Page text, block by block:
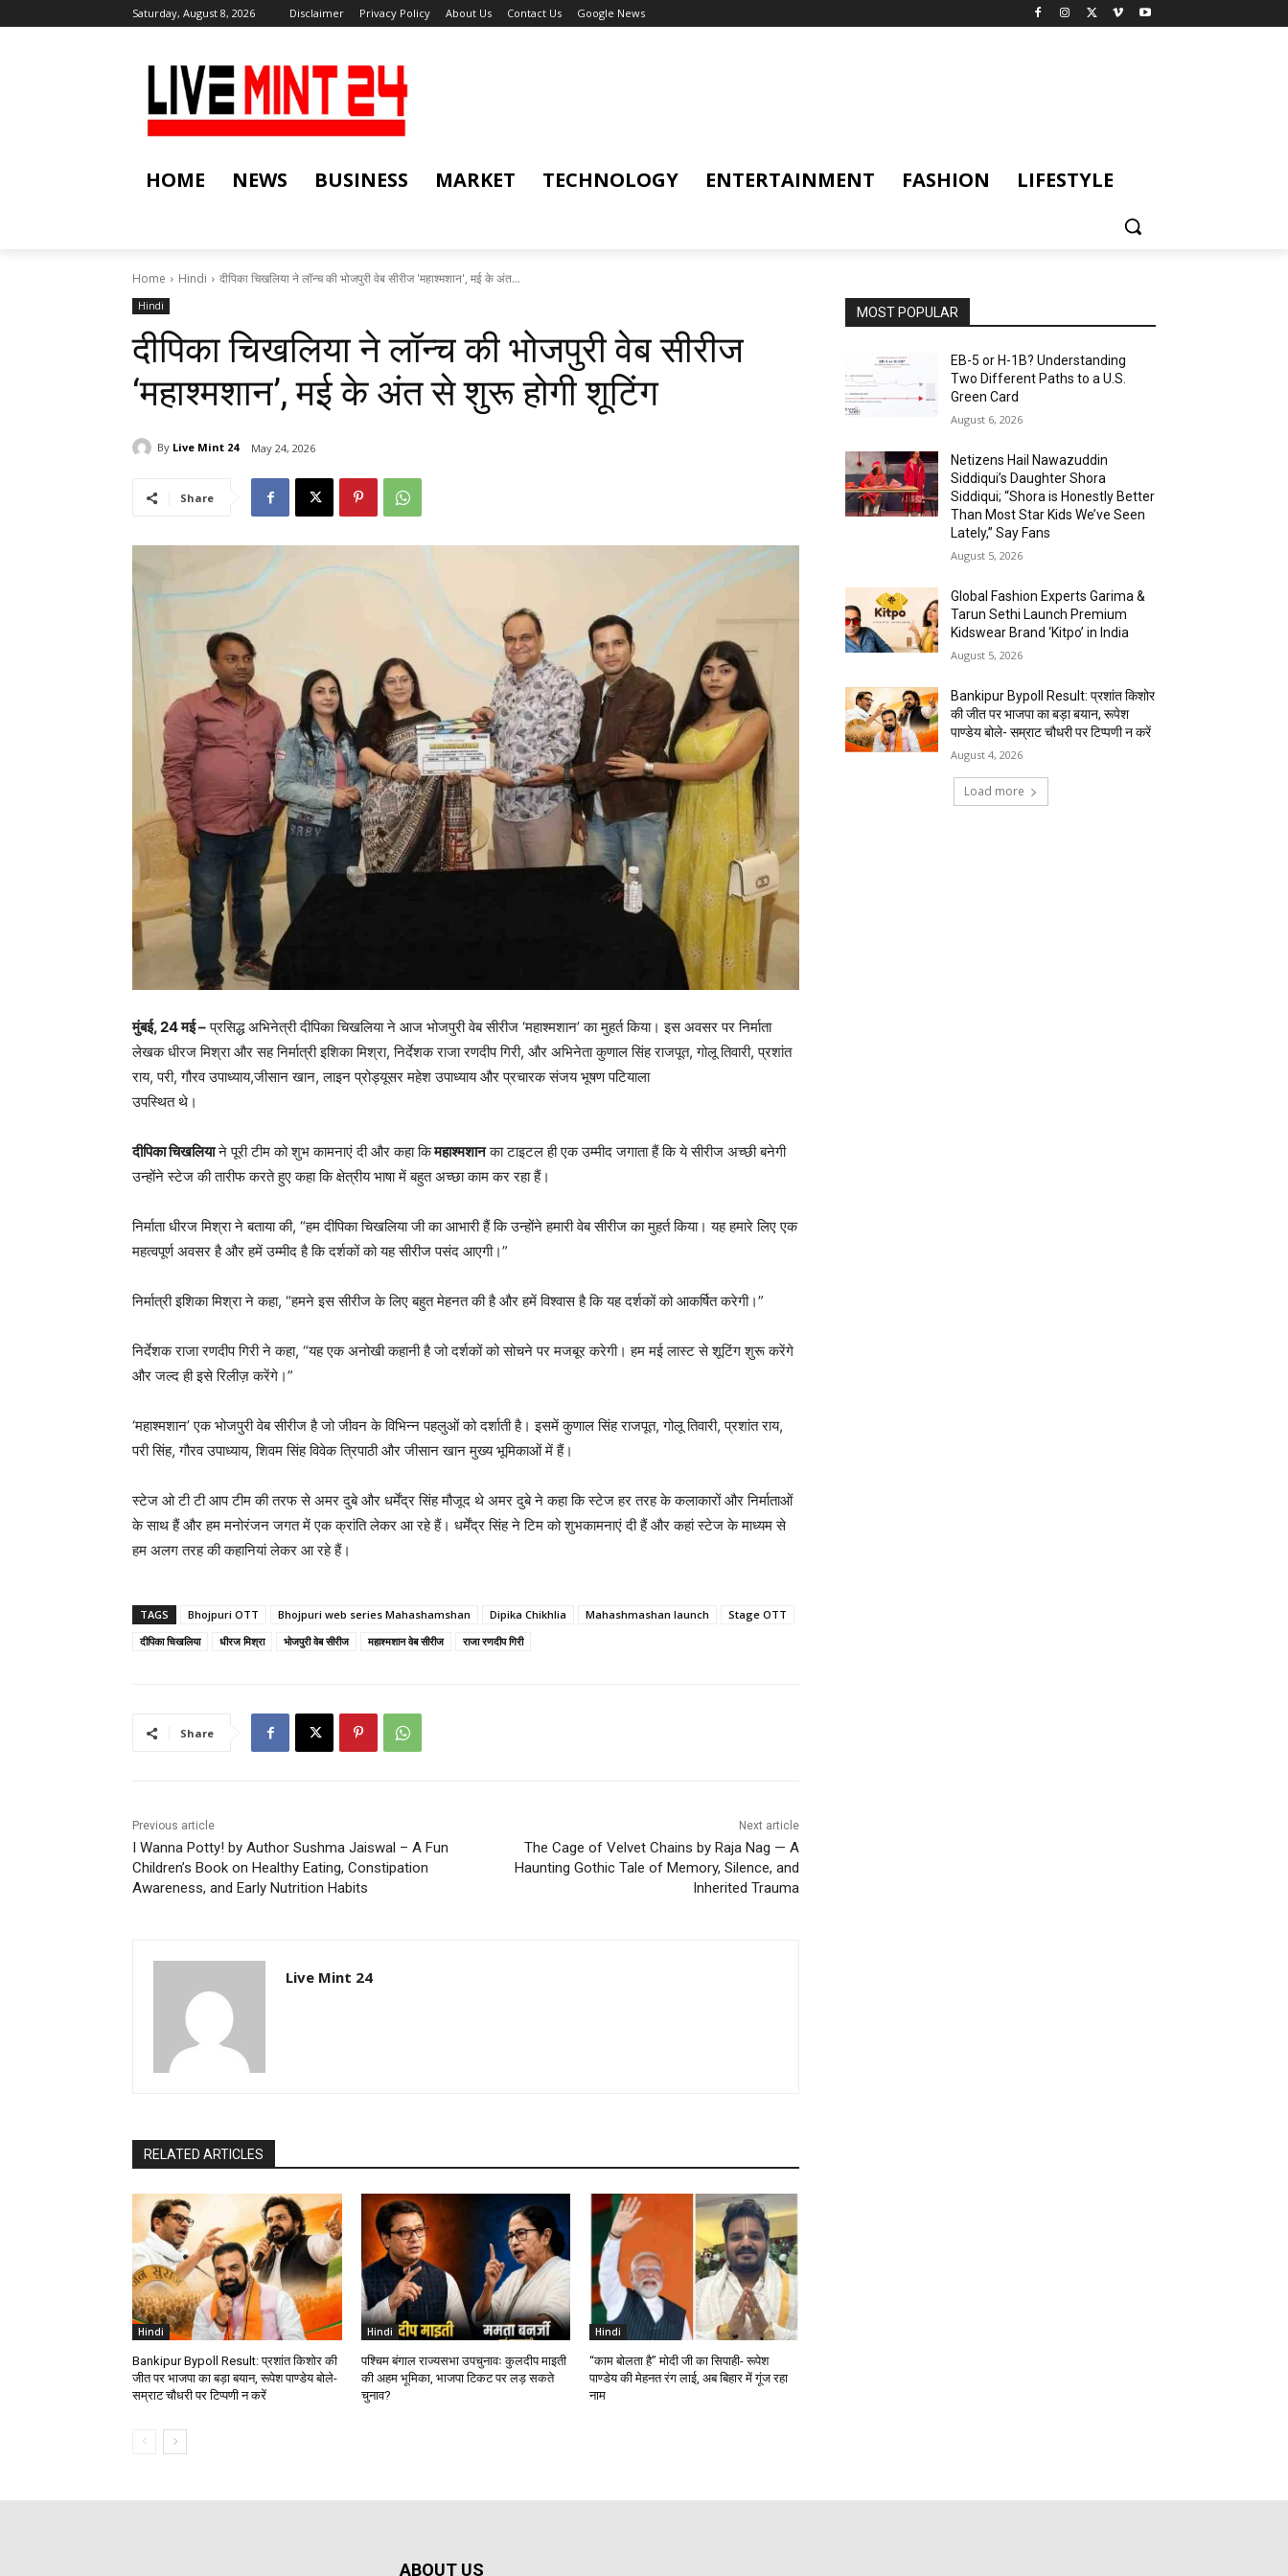
Saturday, August 8, 2026 Disclaimer Privacy Policy About Us Contact Us Google News
HOME NEWS BUSINESS MARKET TECHNOLOGY ENTERTAINMENT FASHION LIFESTYLE
Home Hindi दीपिका चिखलिया ने लॉन्च की भोजपुरी वेब सीरीज 'महाश्मशान', मई के अंत...
Hindi
दीपिका चिखलिया ने लॉन्च की भोजपुरी वेब सीरीज
‘महाश्मशान’, मई के अंत से शुरू होगी शूटिंग
By Live Mint 24 May 24, 2026
Share
मुंबई, 24 मई –प्रसिद्ध अभिनेत्री दीपिका चिखलिया ने आज भोजपुरी वेब सीरीज ‘महाश्मशान’ का मुहर्त किया। इस अवसर पर निर्माता
लेखक धीरज मिश्रा और सह निर्मात्री इशिका मिश्रा, निर्देशक राजा रणदीप गिरी, और अभिनेता कुणाल सिंह राजपूत, गोलू तिवारी, प्रशांत
राय, परी, गौरव उपाध्याय,जीसान खान, लाइन प्रोड्यूसर महेश उपाध्याय और प्रचारक संजय भूषण पटियाला
उपस्थित थे।
दीपिका चिखलियाने पूरी टीम को शुभ कामनाएं दी और कहा किमहाश्मशानका टाइटल ही एक उम्मीद जगाता हैं कि ये सीरीज अच्छी बनेगी
उन्होंने स्टेज की तारीफ करते हुए कहा कि क्षेत्रीय भाषा में बहुत अच्छा काम कर रहा हैं।
निर्माता धीरज मिश्रा ने बताया की, “हम दीपिका चिखलिया जी का आभारी हैं कि उन्होंने हमारी वेब सीरीज का मुहर्त किया। यह हमारे लिए एक
महत्वपूर्ण अवसर है और हमें उम्मीद है कि दर्शकों को यह सीरीज पसंद आएगी।”
निर्मात्री इशिका मिश्रा ने कहा, “हमने इस सीरीज के लिए बहुत मेहनत की है और हमें विश्वास है कि यह दर्शकों को आकर्षित करेगी।”
निर्देशक राजा रणदीप गिरी ने कहा, “यह एक अनोखी कहानी है जो दर्शकों को सोचने पर मजबूर करेगी। हम मई लास्ट से शूटिंग शुरू करेंगे
और जल्द ही इसे रिलीज़ करेंगे।”
‘महाश्मशान’ एक भोजपुरी वेब सीरीज है जो जीवन के विभिन्न पहलुओं को दर्शाती है। इसमें कुणाल सिंह राजपूत, गोलू तिवारी, प्रशांत राय,
परी सिंह, गौरव उपाध्याय, शिवम सिंह विवेक त्रिपाठी और जीसान खान मुख्य भूमिकाओं में हैं।
स्टेज ओ टी टी आप टीम की तरफ से अमर दुबे और धर्मेंद्र सिंह मौजूद थे अमर दुबे ने कहा कि स्टेज हर तरह के कलाकारों और निर्माताओं
के साथ हैं और हम मनोरंजन जगत में एक क्रांति लेकर आ रहे हैं। धर्मेंद्र सिंह ने टिम को शुभकामनाएं दी हैं और कहां स्टेज के माध्यम से
हम अलग तरह की कहानियां लेकर आ रहे हैं।
TAGS Bhojpuri OTT Bhojpuri web series Mahashamshan Dipika Chikhlia Mahashmashan launch
Stage OTT
दीपिका चिखलिया
धीरज मिश्रा भोजपुरी वेब सीरीज महाश्मशान वेब सीरीज राजा रणदीप गिरी
Share
Previous article
I Wanna Potty! by Author Sushma Jaiswal – A Fun
Children’s Book on Healthy Eating, Constipation
Awareness, and Early Nutrition Habits
Next article
The Cage of Velvet Chains by Raja Nag — A
Haunting Gothic Tale of Memory, Silence, and
Inherited Trauma
Live Mint 24
RELATED ARTICLES
Hindi
Bankipur Bypoll Result: प्रशांत किशोर की
जीत पर भाजपा का बड़ा बयान, रूपेश पाण्डेय बोले-
सम्राट चौधरी पर टिप्पणी न करें
Hindi
पश्चिम बंगाल राज्यसभा उपचुनावः कुलदीप माइती
की अहम भूमिका, भाजपा टिकट पर लड़ सकते
चुनाव?
Hindi
“काम बोलता है” मोदी जी का सिपाही- रूपेश
पाण्डेय की मेहनत रंग लाई, अब बिहार में गूंज रहा
नाम
MOST POPULAR
EB-5 or H-1B? Understanding
Two Different Paths to a U.S.
Green Card
August 6, 2026
Netizens Hail Nawazuddin
Siddiqui’s Daughter Shora
Siddiqui; “Shora is Honestly Better
Than Most Star Kids We’ve Seen
Lately,” Say Fans
August 5, 2026
Global Fashion Experts Garima &
Tarun Sethi Launch Premium
Kidswear Brand ‘Kitpo’ in India
August 5, 2026
Bankipur Bypoll Result: प्रशांत किशोर
की जीत पर भाजपा का बड़ा बयान, रूपेश
पाण्डेय बोले- सम्राट चौधरी पर टिप्पणी न करें
August 4, 2026
Load more
ABOUT US